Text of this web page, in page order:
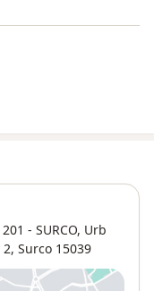
- SURCO, Urb
2, Surco 15039